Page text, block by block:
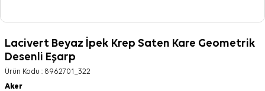
Lacivert Beyaz İpek Krep Saten Kare Geometrik
Desenli Eşarp
Ürün Kodu : 8962701_322
Aker